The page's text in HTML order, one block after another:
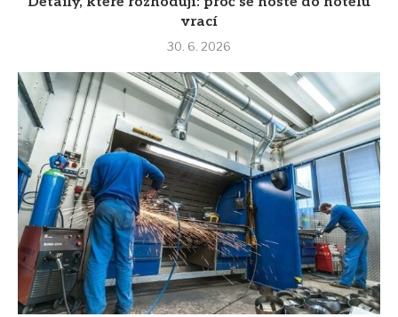
vrací
30. 6. 2026